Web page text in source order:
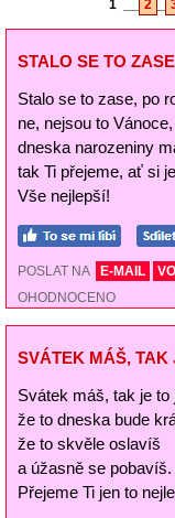
1
2
STALO SE TO ZASE
Stalo se to zase, po
ne, nejsou to Vánoce,
dneska narozeniny
tak Ti přejeme, ať si
Vše nejlepší!
POSLAT NA E-MAIL
OHODNOCENO
SVÁTEK MÁŠ, TAK
Svátek máš, tak je to
že to dneska bude
že to skvěle oslavíš
a úžasně se pobavíš.
Přejeme Ti jen to